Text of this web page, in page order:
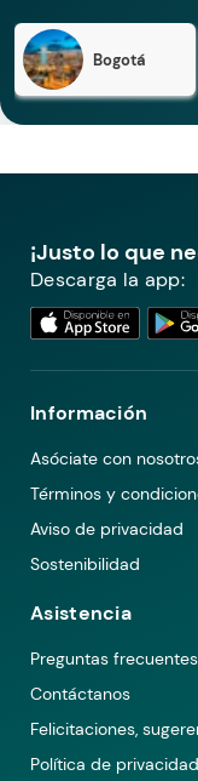
Bogotá
¡Justo lo que
Descarga la app:
Información
Asóciate con
Términos y
Aviso de privacidad
Sostenibilidad
Asistencia
Preguntas frecuentes
Contáctanos
Felicitaciones,
Política de